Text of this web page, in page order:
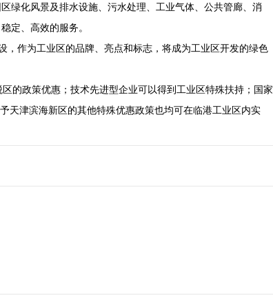
绿化风景及排水设施、污水处理、工业气体、公共管廊、消
定、高效的服务。
作为工业区的品牌、亮点和标志，将成为工业区开发的绿色
的政策优惠；技术先进型企业可以得到工业区特殊扶持；国家
天津滨海新区的其他特殊优惠政策也均可在临港工业区内实